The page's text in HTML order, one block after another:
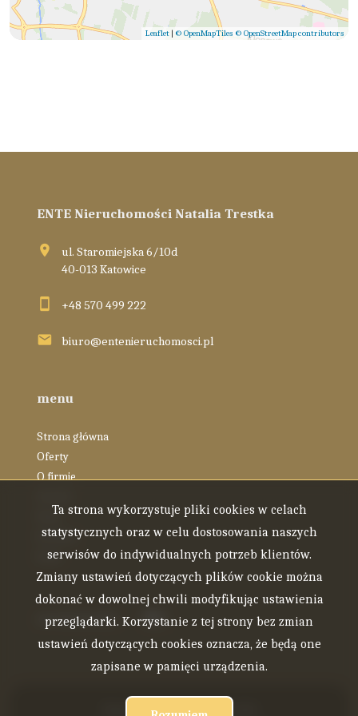
Leaflet | © OpenMapTiles © OpenStreetMap contributors
ENTE Nieruchomości Natalia Trestka
ul. Staromiejska 6/10d
40-013 Katowice
+48 570 499 222
biuro@entenieruchomosci.pl
menu
Strona główna
Oferty
O firmie
Blog
Kontakt
Rodo
social.media Facebook
Facebook
Firma ENTE Nieruchomości © 2026
Ta strona wykorzystuje pliki cookies w celach
statystycznych oraz w celu dostosowania naszych
serwisów do indywidualnych potrzeb klientów.
Zmiany ustawień dotyczących plików cookie można
dokonać w dowolnej chwili modyfikując ustawienia
przeglądarki. Korzystanie z tej strony bez zmian
ustawień dotyczących cookies oznacza, że będą one
zapisane w pamięci urządzenia.